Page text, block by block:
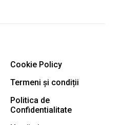
Cookie Policy
Termeni și condiții
Politica de
Confidentialitate